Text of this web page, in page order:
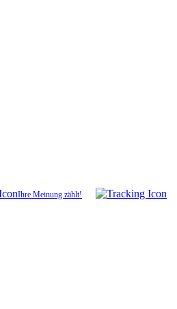
Ihre Meinung zählt!